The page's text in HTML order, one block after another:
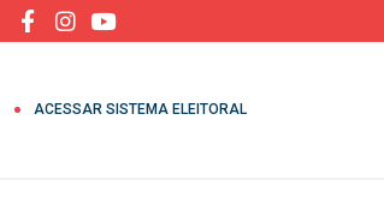
ACESSAR SISTEMA ELEITORAL